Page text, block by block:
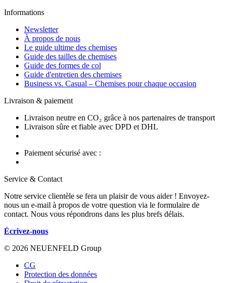
Informations
Newsletter
À propos de nous
Le guide ultime des chemises
Guide des tailles de chemises
Guide des formes de col
Guide d'entretien des chemises
Business vs. Casual – Chemises pour chaque occasion
Livraison & paiement
Livraison neutre en CO₂ grâce à nos partenaires de transport
Livraison sûre et fiable avec DPD et DHL
Paiement sécurisé avec :
Service & Contact
Notre service clientèle se fera un plaisir de vous aider ! Envoyez-
nous un e-mail à propos de votre question via le formulaire de
contact. Nous vous répondrons dans les plus brefs délais.
Écrivez-nous
© 2026 NEUENFELD Group
CG
Protection des données